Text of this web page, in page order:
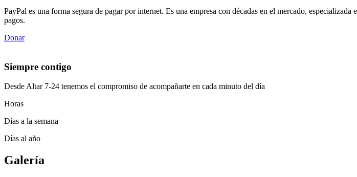
PayPal es una forma segura de pagar por internet. Es una empresa con décadas en el mercado,
pagos.
Donar
Siempre contigo
Desde Altar 7-24 tenemos el compromiso de acompañarte en cada minuto del día
Horas
Días a la semana
Días al año
Galería